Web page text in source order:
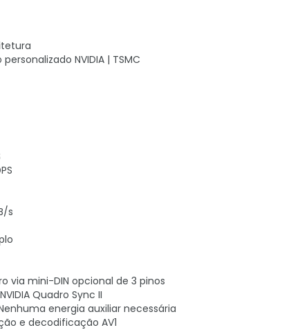
NVIDIA | TSMC
s
via mini-DIN opcional de 3 pinos
Quadro Sync II
energia auxiliar necessária
e decodificação AV1